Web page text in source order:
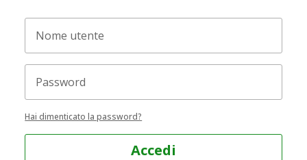
Hai dimenticato la password?
Accedi